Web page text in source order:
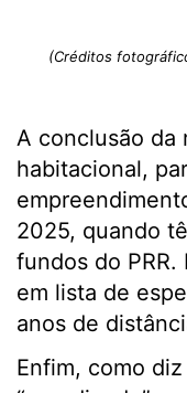
(Créditos
A conclusão da
habitacional,
2025, quando
fundos do PRR.
em lista de
anos de
Enfim, como